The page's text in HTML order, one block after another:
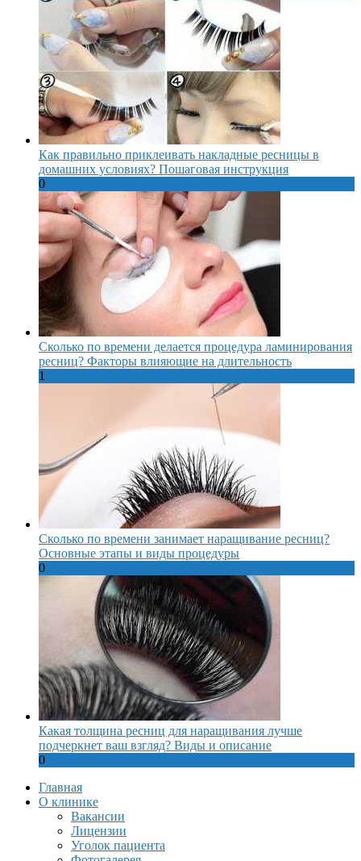
Как правильно приклеивать накладные ресницы в
домашних условиях? Пошаговая инструкция
0
Сколько по времени делается процедура ламинирования
ресниц? Факторы влияющие на длительность
1
Сколько по времени занимает наращивание ресниц?
Основные этапы и виды процедуры
0
Какая толщина ресниц для наращивания лучше
подчеркнет ваш взгляд? Виды и описание
0
Главная
О клинике
Вакансии
Лицензии
Уголок пациента